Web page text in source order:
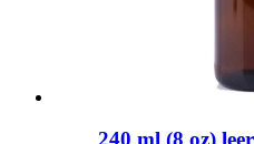
240 ml (8 oz)